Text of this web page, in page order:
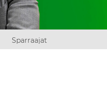
Sparraajat